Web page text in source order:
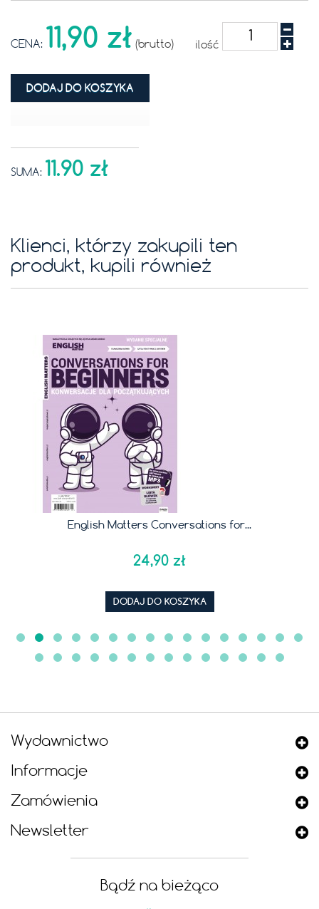
CENA: 11,90 zł (brutto) ilość
DODAJ DO KOSZYKA
SUMA: 11.90 zł
Klienci, którzy zakupili ten
produkt, kupili również
English Matters Conversations for...
24,90 zł
DODAJ DO KOSZYKA
Wydawnictwo
Informacje
Zamówienia
Newsletter
Bądź na bieżąco